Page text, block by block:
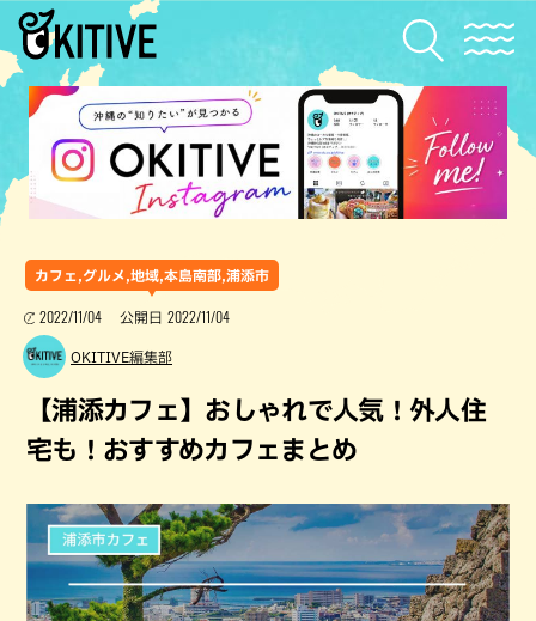
カフェ,グルメ,地域,本島南部,浦添市
2022/11/04 公開日 2022/11/04
OKITIVE編集部
【浦添カフェ】おしゃれで人気！外人住
宅も！おすすめカフェまとめ